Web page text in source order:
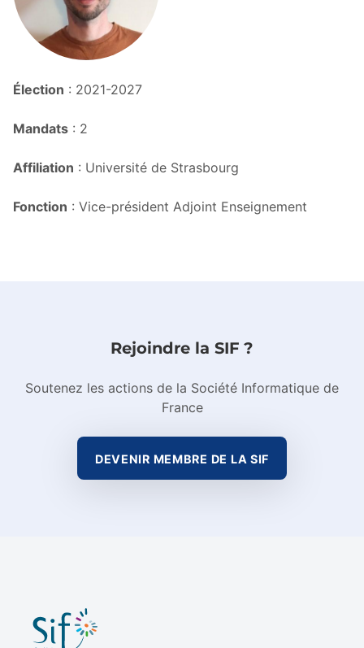
Élection : 2021-2027
Mandats : 2
Affiliation : Université de Strasbourg
Fonction : Vice-président Adjoint Enseignement
Rejoindre la SIF ?
Soutenez les actions de la Société Informatique de
France
DEVENIR MEMBRE DE LA SIF